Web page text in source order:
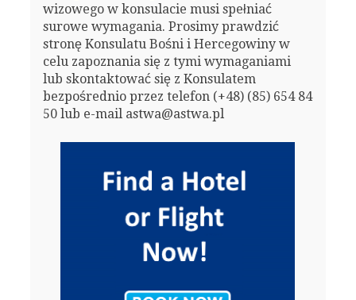
wizowego w konsulacie musi spełniać
surowe wymagania. Prosimy prawdzić
stronę Konsulatu Bośni i Hercegowiny w
celu zapoznania się z tymi wymaganiami
lub skontaktować się z Konsulatem
bezpośrednio przez telefon (+48) (85) 654 84
50 lub e-mail astwa@astwa.pl